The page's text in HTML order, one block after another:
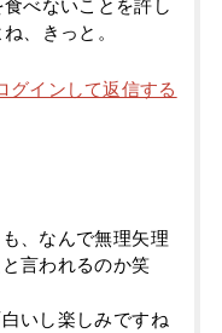
べないことを許し
、きっと。
グインして返信する
、なんで無理矢理
言われるのか笑
いし楽しみですね